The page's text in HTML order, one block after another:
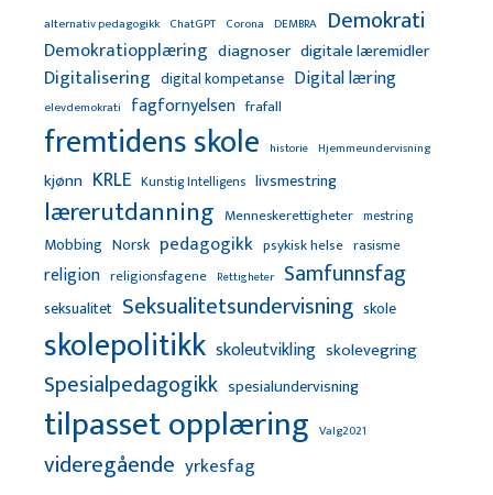
alternativ pedagogikk ChatGPT Corona DEMBRA Demokrati
Demokratiopplæring diagnoser digitale læremidler
Digitalisering digital kompetanse Digital læring
elevdemokrati fagfornyelsen frafall
fremtidens skole historie Hjemmeundervisning
kjønn KRLE Kunstig Intelligens livsmestring
lærerutdanning Menneskerettigheter mestring
Mobbing Norsk pedagogikk psykisk helse rasisme
religion religionsfagene Rettigheter Samfunnsfag
seksualitet Seksualitetsundervisning skole
skolepolitikk skoleutvikling skolevegring
Spesialpedagogikk spesialundervisning
tilpasset opplæring Valg2021
videregående yrkesfag